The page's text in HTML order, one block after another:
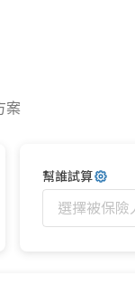
案
幫誰試算
選擇被保險